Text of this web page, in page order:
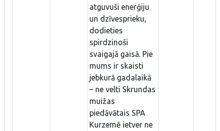
atguvuši enerģiju
un dzīvesprieku,
dodieties
spirdzinoši
svaigajā gaisā. Pie
mums ir skaisti
jebkurā gadalaikā
– ne velti Skrundas
muižas
piedāvātais SPA
Kurzemē ietver ne